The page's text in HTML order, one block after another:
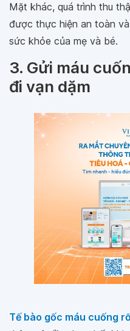
Mặt khác, quá trình thu
được thực hiện an toàn
sức khỏe của mẹ và bé.
3. Gửi máu
đi vạn dặm
Tế bào gốc máu cuống